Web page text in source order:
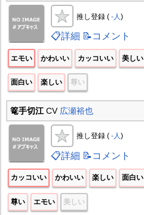
推し登録 ( -人 )
📋詳細 📝コメント
エモい かわいい カッコいい 美しい
面白い 楽しい 尊い
篭手切江CV 広瀬裕也
推し登録 ( -人)
📋詳細 📝コメント
カッコいい かわいい 楽しい 面白い
尊い エモい 美しい